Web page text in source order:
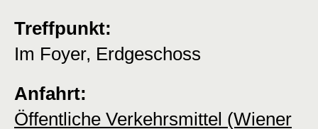
Treffpunkt:
Im Foyer, Erdgeschoss
Anfahrt:
Öffentliche Verkehrsmittel (Wiener